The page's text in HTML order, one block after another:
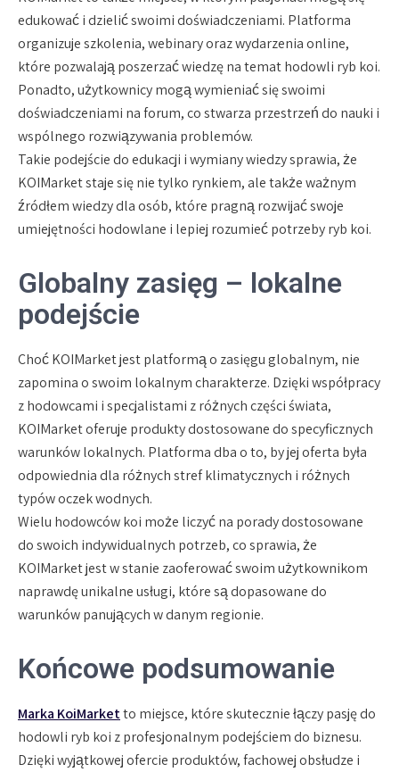
edukować i dzielić swoimi doświadczeniami. Platforma
organizuje szkolenia, webinary oraz wydarzenia online,
które pozwalają poszerzać wiedzę na temat hodowli ryb koi.
Ponadto, użytkownicy mogą wymieniać się swoimi
doświadczeniami na forum, co stwarza przestrzeń do nauki i
wspólnego rozwiązywania problemów.
Takie podejście do edukacji i wymiany wiedzy sprawia, że
KOIMarket staje się nie tylko rynkiem, ale także ważnym
źródłem wiedzy dla osób, które pragną rozwijać swoje
umiejętności hodowlane i lepiej rozumieć potrzeby ryb koi.
Globalny zasięg – lokalne
podejście
Choć KOIMarket jest platformą o zasięgu globalnym, nie
zapomina o swoim lokalnym charakterze. Dzięki współpracy
z hodowcami i specjalistami z różnych części świata,
KOIMarket oferuje produkty dostosowane do specyficznych
warunków lokalnych. Platforma dba o to, by jej oferta była
odpowiednia dla różnych stref klimatycznych i różnych
typów oczek wodnych.
Wielu hodowców koi może liczyć na porady dostosowane
do swoich indywidualnych potrzeb, co sprawia, że
KOIMarket jest w stanie zaoferować swoim użytkownikom
naprawdę unikalne usługi, które są dopasowane do
warunków panujących w danym regionie.
Końcowe podsumowanie
Marka KoiMarketto miejsce, które skutecznie łączy pasję do
hodowli ryb koi z profesjonalnym podejściem do biznesu.
Dzięki wyjątkowej ofercie produktów, fachowej obsłudze i